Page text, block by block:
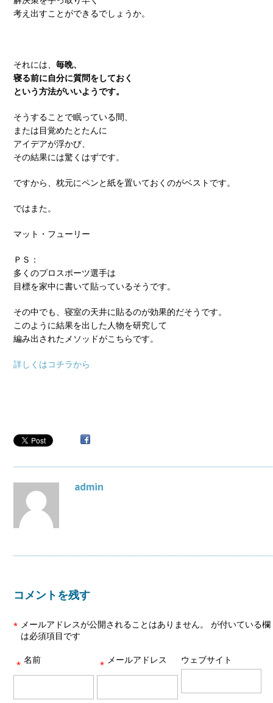
考え出すことができるでしょうか。
それには、 毎晩、
寝る前に自分に質問をしておく
という方法がいいようです。
そうすることで眠っている間、
または目覚めたとたんに
アイデアが浮かび、
その結果には驚くはずです。
ですから、枕元にペンと紙を置いておくのがベストです。
ではまた。
マット・フューリー
ＰＳ：
多くのプロスポーツ選手は
目標を家中に書いて貼っているそうです。
その中でも、寝室の天井に貼るのが効果的だそうです。
このように結果を出した人物を研究して
編み出されたメソッドがこちらです。
詳しくはコチラから
admin
コメントを残す
メールアドレスが公開されることはありません。
*
が付いている欄
は必須項目です
名前
* メールアドレス
* ウェブサイト